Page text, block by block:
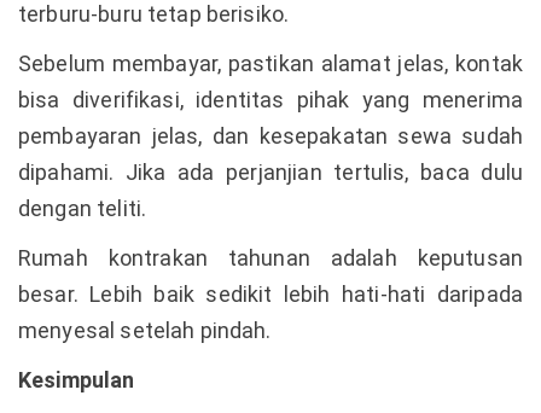
terburu-buru tetap berisiko.
Sebelum membayar, pastikan alamat jelas, kontak
bisa diverifikasi, identitas pihak yang menerima
pembayaran jelas, dan kesepakatan sewa sudah
dipahami. Jika ada perjanjian tertulis, baca dulu
dengan teliti.
Rumah kontrakan tahunan adalah keputusan
besar. Lebih baik sedikit lebih hati-hati daripada
menyesal setelah pindah.
Kesimpulan